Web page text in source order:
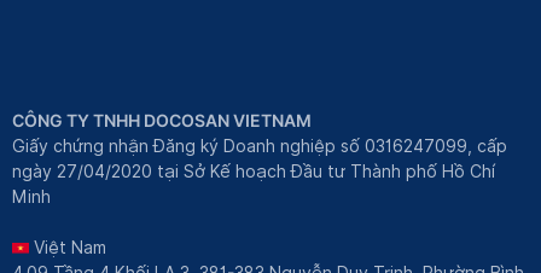
CÔNG TY TNHH DOCOSAN VIETNAM
Giấy chứng nhận Đăng ký Doanh nghiệp số 0316247099, cấp
ngày 27/04/2020 tại Sở Kế hoạch Đầu tư Thành phố Hồ Chí
Minh
Việt Nam